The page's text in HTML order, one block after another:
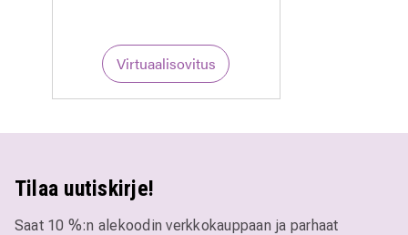
Virtuaalisovitus
Tilaa uutiskirje!
Saat 10 %:n alekoodin verkkokauppaan ja parhaat